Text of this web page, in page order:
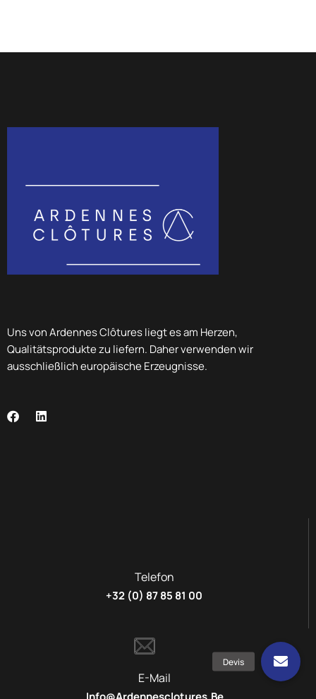
Uns von Ardennes Clôtures liegt es am Herzen,
Qualitätsprodukte zu liefern. Daher verwenden wir
ausschließlich europäische Erzeugnisse.
Telefon
+32 (0) 87 85 81 00
E-Mail